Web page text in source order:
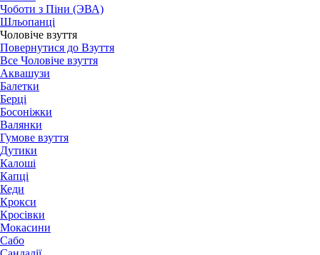
Чоботи з Піни (ЭВА)
Шльопанці
Чоловіче взуття
Повернутися до Взуття
Все Чоловіче взуття
Аквашузи
Балетки
Берці
Босоніжки
Валянки
Гумове взуття
Дутики
Калоші
Капці
Кеди
Крокси
Кросівки
Мокасини
Сабо